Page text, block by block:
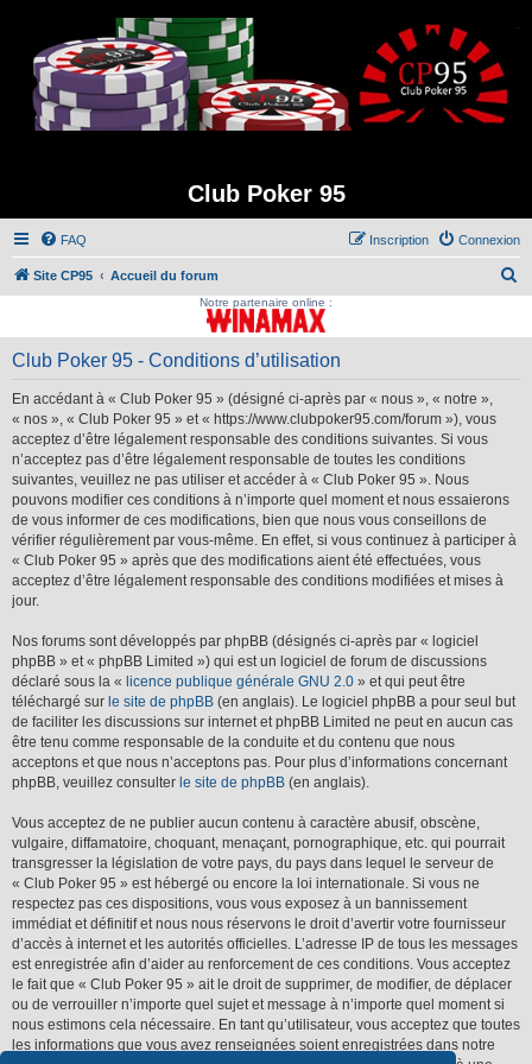
Club Poker 95
FAQ Connexion
Inscription
Site CP95 Accueil du forum
Notre partenaire online :
Club Poker 95 - Conditions d’utilisation
En accédant à « Club Poker 95 » (désigné ci-après par « nous », « notre »,
« nos », « Club Poker 95 » et « https://www.clubpoker95.com/forum »), vous
acceptez d’être légalement responsable des conditions suivantes. Si vous
n’acceptez pas d’être légalement responsable de toutes les conditions
suivantes, veuillez ne pas utiliser et accéder à « Club Poker 95 ». Nous
pouvons modifier ces conditions à n’importe quel moment et nous essaierons
de vous informer de ces modifications, bien que nous vous conseillons de
vérifier régulièrement par vous-même. En effet, si vous continuez à participer à
« Club Poker 95 » après que des modifications aient été effectuées, vous
acceptez d’être légalement responsable des conditions modifiées et mises à
jour.
Nos forums sont développés par phpBB (désignés ci-après par « logiciel
phpBB » et « phpBB Limited ») qui est un logiciel de forum de discussions
déclaré sous la « licence publique générale GNU 2.0 » et qui peut être
téléchargé sur le site de phpBB (en anglais). Le logiciel phpBB a pour seul but
de faciliter les discussions sur internet et phpBB Limited ne peut en aucun cas
être tenu comme responsable de la conduite et du contenu que nous
acceptons et que nous n’acceptons pas. Pour plus d’informations concernant
phpBB, veuillez consulter le site de phpBB (en anglais).
Vous acceptez de ne publier aucun contenu à caractère abusif, obscène,
vulgaire, diffamatoire, choquant, menaçant, pornographique, etc. qui pourrait
transgresser la législation de votre pays, du pays dans lequel le serveur de
« Club Poker 95 » est hébergé ou encore la loi internationale. Si vous ne
respectez pas ces dispositions, vous vous exposez à un bannissement
immédiat et définitif et nous nous réservons le droit d’avertir votre fournisseur
d’accès à internet et les autorités officielles. L’adresse IP de tous les messages
est enregistrée afin d’aider au renforcement de ces conditions. Vous acceptez
le fait que « Club Poker 95 » ait le droit de supprimer, de modifier, de déplacer
ou de verrouiller n’importe quel sujet et message à n’importe quel moment si
nous estimons cela nécessaire. En tant qu’utilisateur, vous acceptez que toutes
les informations que vous avez renseignées soient enregistrées dans notre